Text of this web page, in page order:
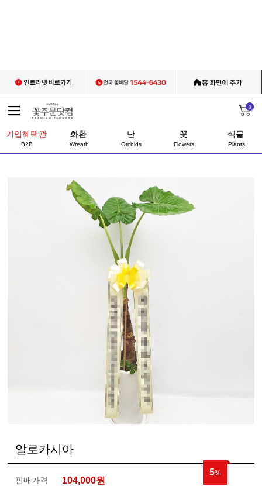
0
기업혜택관
B2B
화환
Wreath
난
Orchids
꽃
Flowers
식물
Plants
알로카시아
5%
판매가격 104,000원